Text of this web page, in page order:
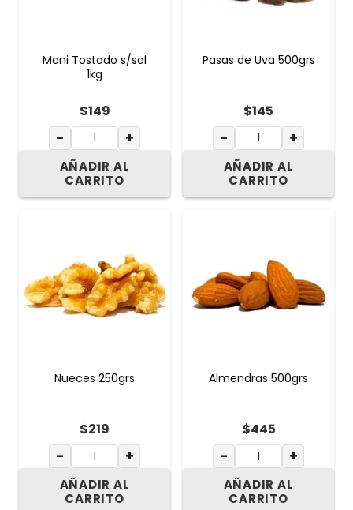
Mani Tostado s/sal
1kg
$149
− +
AÑADIR AL
CARRITO
Pasas de Uva 500grs
$145
− +
AÑADIR AL
CARRITO
Nueces 250grs
$219
− +
AÑADIR AL
CARRITO
Almendras 500grs
$445
− +
AÑADIR AL
CARRITO